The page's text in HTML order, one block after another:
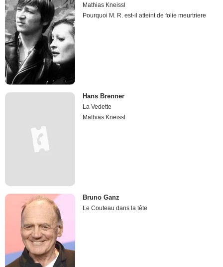
Mathias Kneissl
Pourquoi M. R. est-il atteint de folie meurtriere
Hans Brenner
La Vedette
Mathias Kneissl
Bruno Ganz
Le Couteau dans la tête